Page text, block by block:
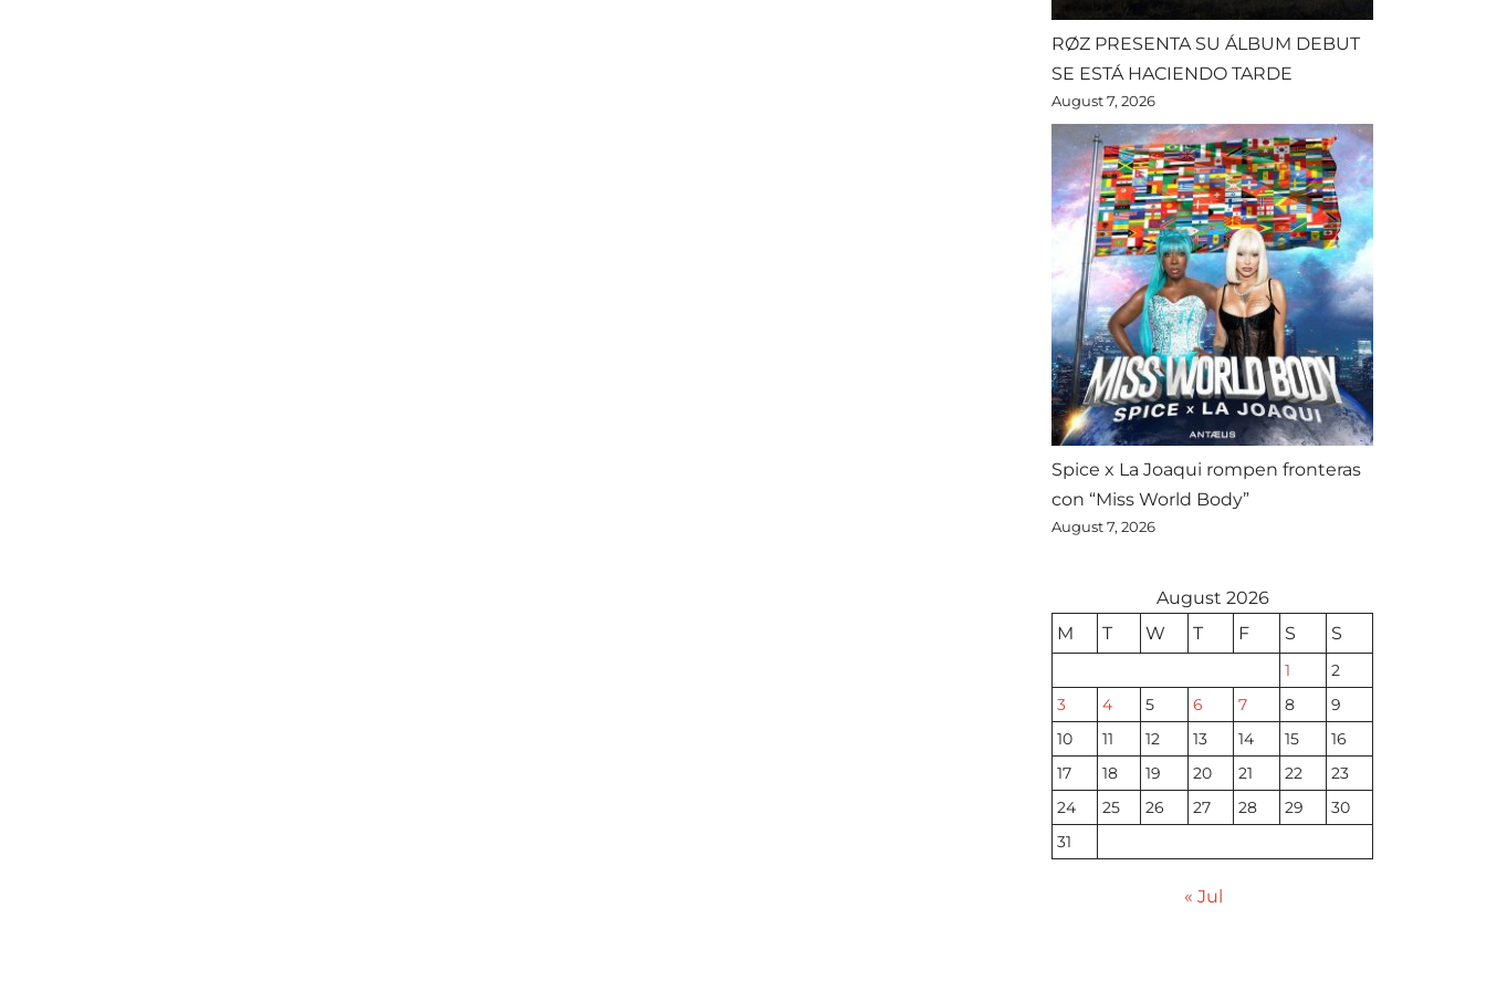
RØZ PRESENTA SU ÁLBUM DEBUT
SE ESTÁ HACIENDO TARDE
August 7, 2026
Spice x La Joaqui rompen fronteras
con “Miss World Body”
August 7, 2026
August 2026
M
T W T F S S
1
2
3
4 5 6 7 8
9
10
11 12 13 14 15
16
17
18 19 20 21 22
23
24
25 26 27 28 29
30
31
« Jul